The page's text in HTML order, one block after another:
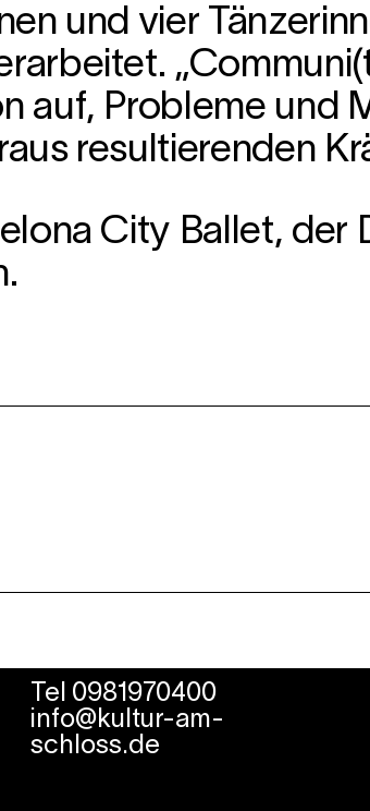
und vier
auf, Probleme und
resultierenden
City Ballet, der
Tel 0981970400
info@kultur-am-
schloss.de